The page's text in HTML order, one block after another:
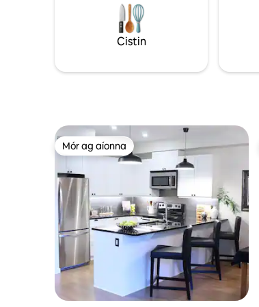
réadmhaoin a théann go trá
chlochchóirithe óna bhfuil radharc ar
Chaolas Georgia agus ar luí na gréine
iontacha siar. Déan athbhreithniú a
agus ar ár Rialacha Tí sula ndéanfaidh tú
Cistin
Mór ag aíonna
Mór ag aíonna